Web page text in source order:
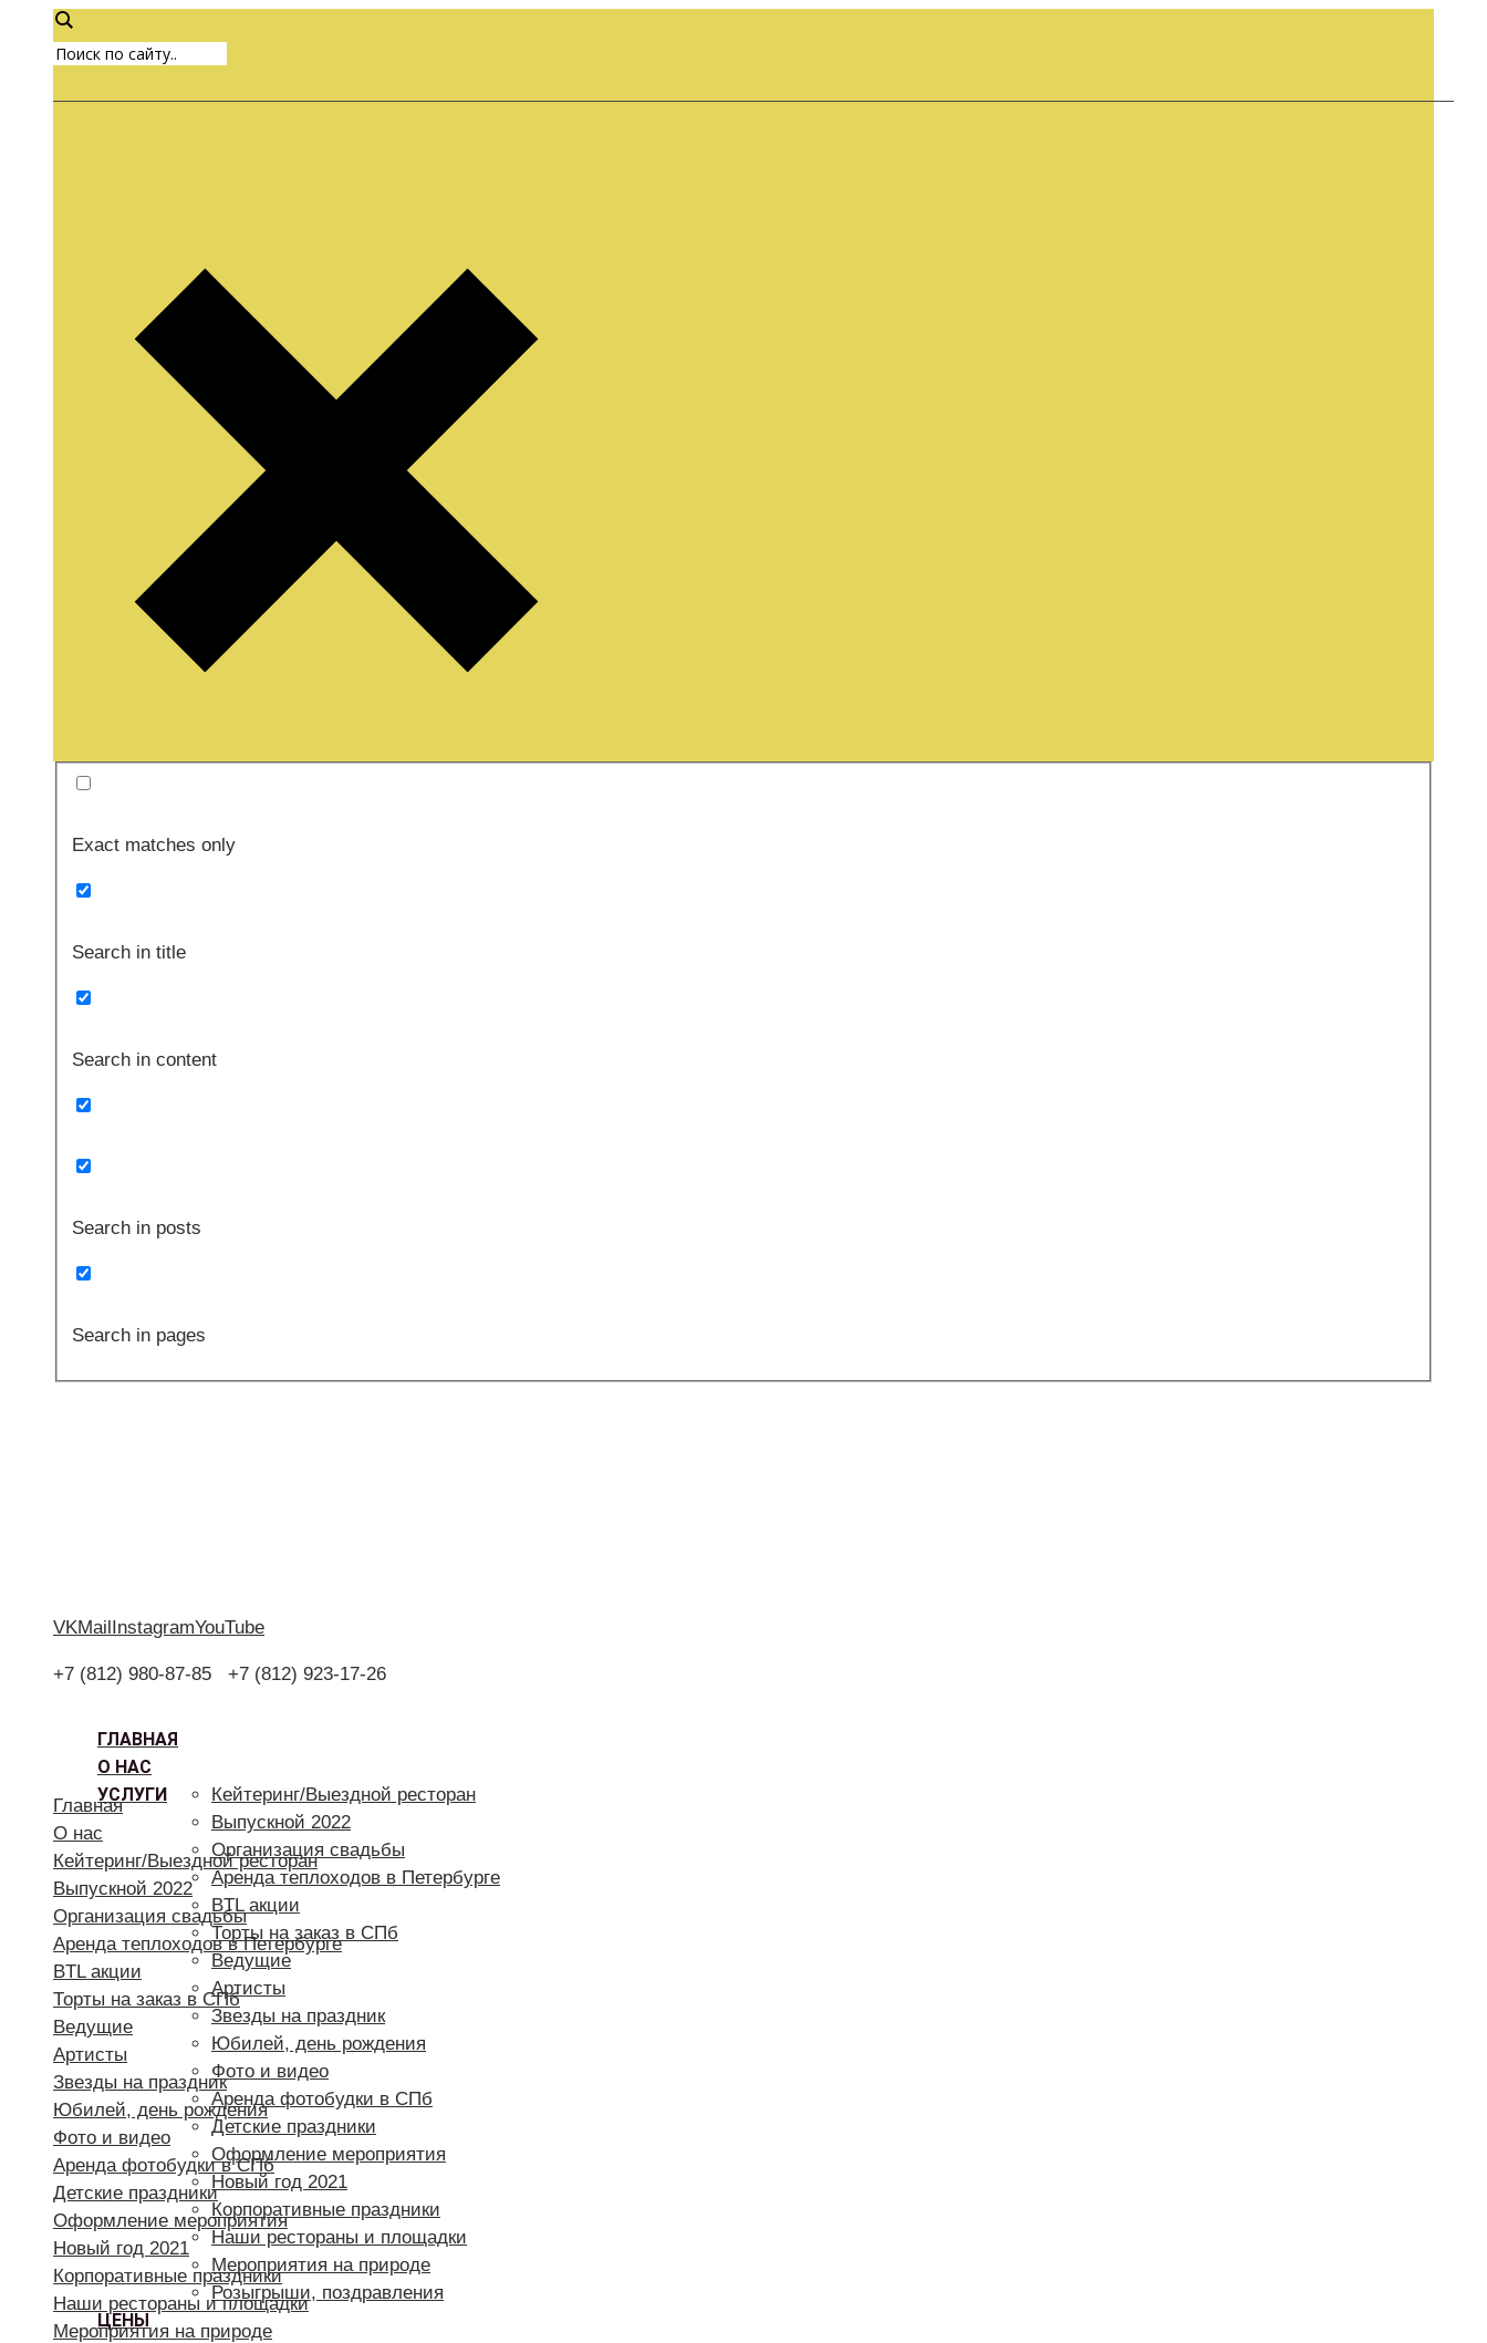
Exact matches only
Search in title
Search in content
Search in posts
Search in pages
VKMailInstagramYouTube
+7 (812) 980-87-85 +7 (812) 923-17-26
ГЛАВНАЯ
О НАС
УСЛУГИ
Кейтеринг/Выездной ресторан
Выпускной 2022
Организация свадьбы
Аренда теплоходов в Петербурге
BTL акции
Торты на заказ в СПб
Ведущие
Артисты
Звезды на праздник
Юбилей, день рождения
Фото и видео
Аренда фотобудки в СПб
Детские праздники
Оформление мероприятия
Новый год 2021
Корпоративные праздники
Наши рестораны и площадки
Мероприятия на природе
Розыгрыши, поздравления
ЦЕНЫ
Главная
О нас
Кейтеринг/Выездной ресторан
Выпускной 2022
Организация свадьбы
Аренда теплоходов в Петербурге
BTL акции
Торты на заказ в СПб
Ведущие
Артисты
Звезды на праздник
Юбилей, день рождения
Фото и видео
Аренда фотобудки в СПб
Детские праздники
Оформление мероприятия
Новый год 2021
Корпоративные праздники
Наши рестораны и площадки
Мероприятия на природе